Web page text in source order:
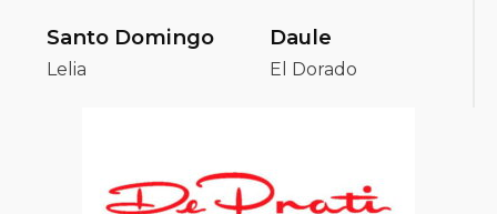
Santo Domingo
Lelia
Daule
El Dorado